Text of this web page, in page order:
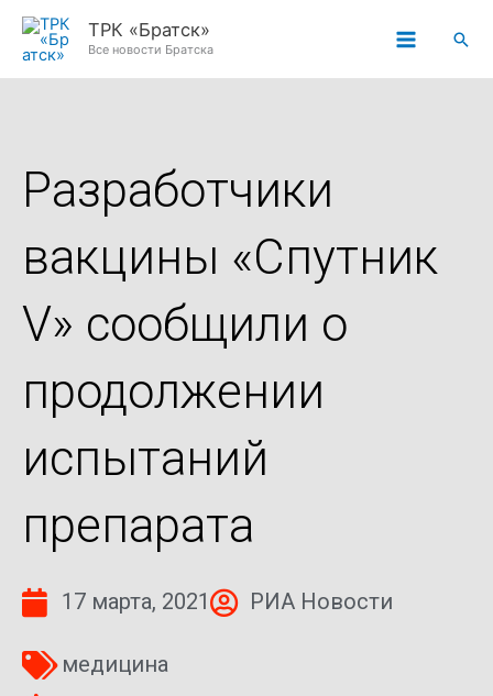
Перейти
ТРК «Братск»
Все новости Братска
Разработчики
вакцины «Спутник
V» сообщили о
продолжении
испытаний
препарата
17 марта, 2021 РИА Новости
медицина